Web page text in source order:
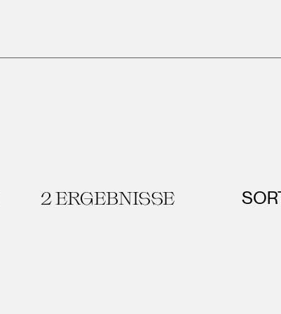
2ERGEBNISSE